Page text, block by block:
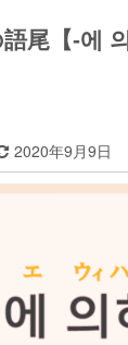
尾【-에
2020年9月9日